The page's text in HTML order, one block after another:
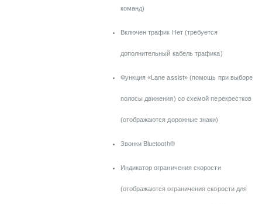
команд)
Включен трафик Нет (требуется
дополнительный кабель трафика)
Функция «Lane assist» (помощь при выборе
полосы движения) со схемой перекрестков
(отображаются дорожные знаки)
Звонки Bluetooth®
Индикатор ограничения скорости
(отображаются ограничения скорости для